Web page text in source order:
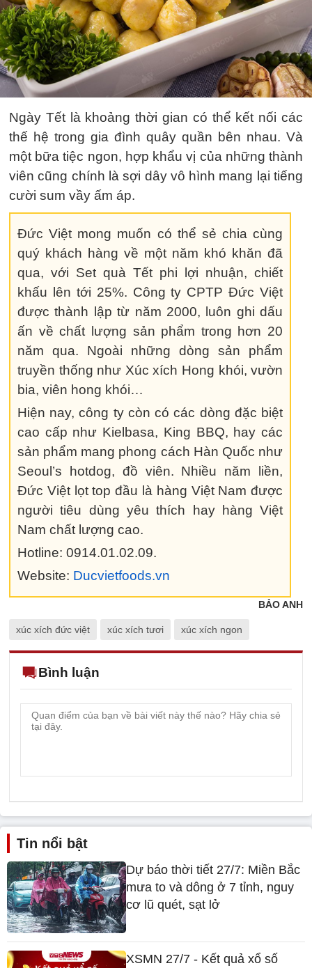
Ngày Tết là khoảng thời gian có thể kết nối các
thế hệ trong gia đình quây quần bên nhau. Và
một bữa tiệc ngon, hợp khẩu vị của những thành
viên cũng chính là sợi dây vô hình mang lại tiếng
cười sum vầy ấm áp.
Đức Việt mong muốn có thể sẻ chia cùng
quý khách hàng về một năm khó khăn đã
qua, với Set quà Tết phi lợi nhuận, chiết
khấu lên tới 25%. Công ty CPTP Đức Việt
được thành lập từ năm 2000, luôn ghi dấu
ấn về chất lượng sản phẩm trong hơn 20
năm qua. Ngoài những dòng sản phẩm
truyền thống như Xúc xích Hong khói, vườn
bia, viên hong khói…
Hiện nay, công ty còn có các dòng đặc biệt
cao cấp như Kielbasa, King BBQ, hay các
sản phẩm mang phong cách Hàn Quốc như
Seoul’s hotdog, đồ viên. Nhiều năm liền,
Đức Việt lọt top đầu là hàng Việt Nam được
người tiêu dùng yêu thích hay hàng Việt
Nam chất lượng cao.
Hotline: 0914.01.02.09.
Website: Ducvietfoods.vn
BẢO ANH
xúc xích đức việt xúc xích tươi xúc xích ngon
Bình luận
Tin nổi bật
Dự báo thời tiết 27/7: Miền Bắc
mưa to và dông ở 7 tỉnh, nguy
cơ lũ quét, sạt lở
XSMN 27/7 - Kết quả xổ số